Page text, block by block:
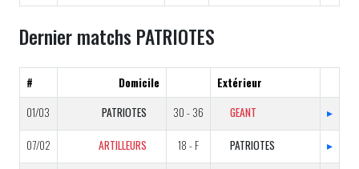
Dernier matchs PATRIOTES
# Domicile
Extérieur
01/03
PATRIOTES 30 - 36 GEANT ▸
07/02 ARTILLEURS 18 - F PATRIOTES ▸